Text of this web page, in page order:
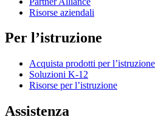
Risorse aziendali
Per l’istruzione
Acquista prodotti per l’istruzione
Soluzioni K-12
Risorse per l’istruzione
Assistenza